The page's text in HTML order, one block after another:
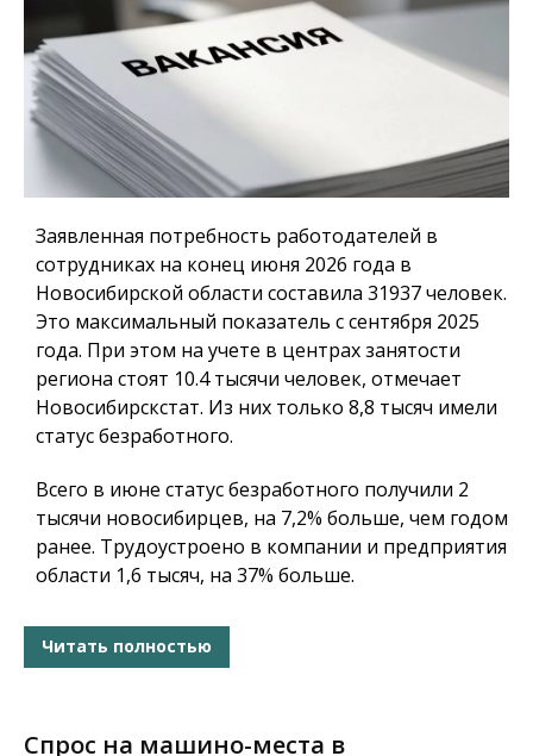
Заявленная потребность работодателей в
сотрудниках на конец июня 2026 года в
Новосибирской области составила 31937 человек.
Это максимальный показатель с сентября 2025
года. При этом на учете в центрах занятости
региона стоят 10.4 тысячи человек, отмечает
Новосибирскстат. Из них только 8,8 тысяч имели
статус безработного.
Всего в июне статус безработного получили 2
тысячи новосибирцев, на 7,2% больше, чем годом
ранее. Трудоустроено в компании и предприятия
области 1,6 тысяч, на 37% больше.
Читать полностью
Спрос на машино-места в